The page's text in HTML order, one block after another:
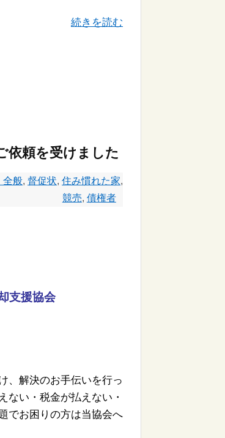
続きを読む
依頼を受けました
般, 督促状, 住み慣れた家,
競売, 債権者
支援協会
、解決のお手伝いを行っ
ない・税金が払えない・
でお困りの方は当協会へ